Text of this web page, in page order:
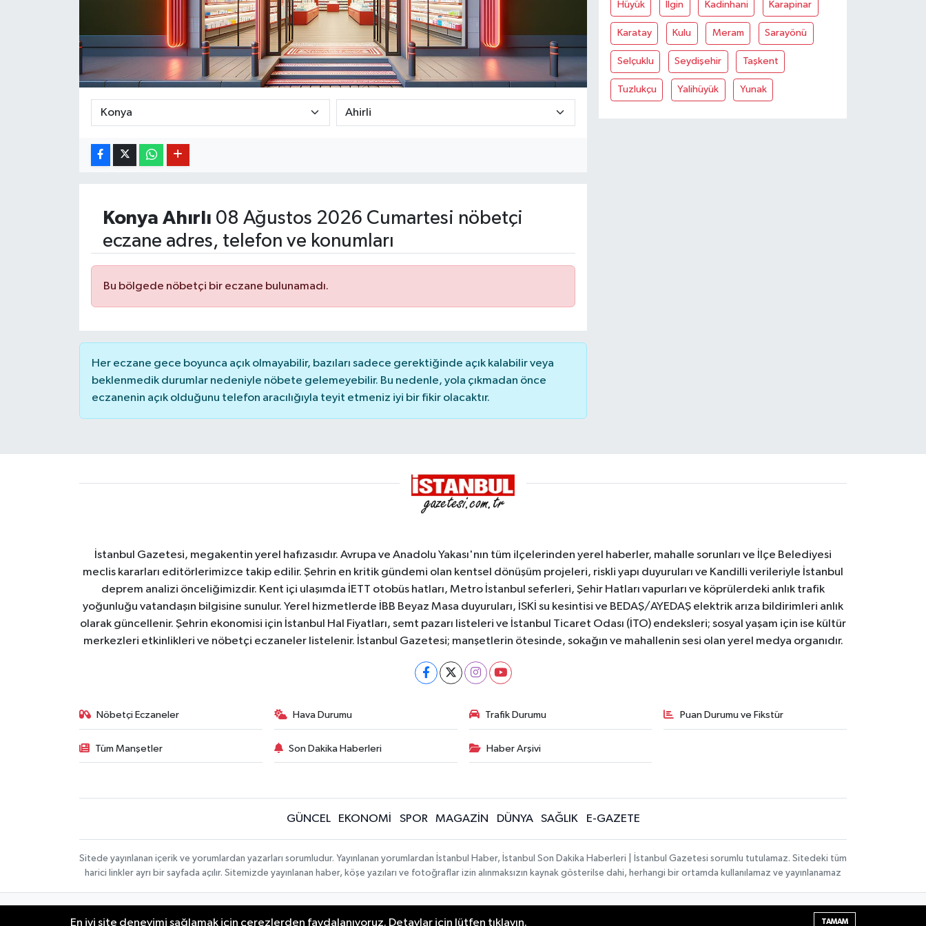
Konya Ahırlı 08 Ağustos 2026 Cumartesi nöbetçi
eczane adres, telefon ve konumları
Bu bölgede nöbetçi bir eczane bulunamadı.
Her eczane gece boyunca açık olmayabilir, bazıları sadece gerektiğinde açık kalabilir veya
beklenmedik durumlar nedeniyle nöbete gelemeyebilir. Bu nedenle, yola çıkmadan önce
eczanenin açık olduğunu telefon aracılığıyla teyit etmeniz iyi bir fikir olacaktır.
Hüyük İlgin Kadinhani Karapinar
Karatay Kulu Meram Sarayönü
Selçuklu Seydişehir Taşkent
Tuzlukçu Yalihüyük Yunak
İstanbul Gazetesi, megakentin yerel hafızasıdır. Avrupa ve Anadolu Yakası'nın tüm ilçelerinden yerel haberler, mahalle sorunları ve İlçe Belediyesi
meclis kararları editörlerimizce takip edilir. Şehrin en kritik gündemi olan kentsel dönüşüm projeleri, riskli yapı duyuruları ve Kandilli verileriyle İstanbul
deprem analizi önceliğimizdir. Kent içi ulaşımda İETT otobüs hatları, Metro İstanbul seferleri, Şehir Hatları vapurları ve köprülerdeki anlık trafik
yoğunluğu vatandaşın bilgisine sunulur. Yerel hizmetlerde İBB Beyaz Masa duyuruları, İSKİ su kesintisi ve BEDAŞ/AYEDAŞ elektrik arıza bildirimleri anlık
olarak güncellenir. Şehrin ekonomisi için İstanbul Hal Fiyatları, semt pazarı listeleri ve İstanbul Ticaret Odası (İTO) endeksleri; sosyal yaşam için ise kültür
merkezleri etkinlikleri ve nöbetçi eczaneler listelenir. İstanbul Gazetesi; manşetlerin ötesinde, sokağın ve mahallenin sesi olan yerel medya organıdır.
Nöbetçi Eczaneler Hava Durumu Trafik Durumu Puan Durumu ve Fikstür
Tüm Manşetler Son Dakika Haberleri Haber Arşivi
GÜNCEL EKONOMİ SPOR MAGAZİN DÜNYA SAĞLIK E-GAZETE
Sitede yayınlanan içerik ve yorumlardan yazarları sorumludur. Yayınlanan yorumlardan İstanbul Haber, İstanbul Son Dakika Haberleri | İstanbul Gazetesi sorumlu tutulamaz. Sitedeki tüm
harici linkler ayrı bir sayfada açılır. Sitemizde yayınlanan haber, köşe yazıları ve fotoğraflar izin alınmaksızın kaynak gösterilse dahi, herhangi bir ortamda kullanılamaz ve yayınlanamaz
| Copyright © 2026
En iyi site deneyimi sağlamak için çerezlerden faydalanıyoruz. Detaylar için lütfen tıklayın. TAMAM
OTOMOBİL